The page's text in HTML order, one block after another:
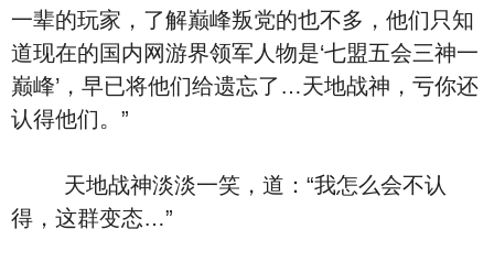
一辈的玩家，了解巅峰叛党的也不多，他们只知
道现在的国内网游界领军人物是‘七盟五会三神一
巅峰’，早已将他们给遗忘了…天地战神，亏你还
认得他们。”
天地战神淡淡一笑，道：“我怎么会不认
得，这群变态…”